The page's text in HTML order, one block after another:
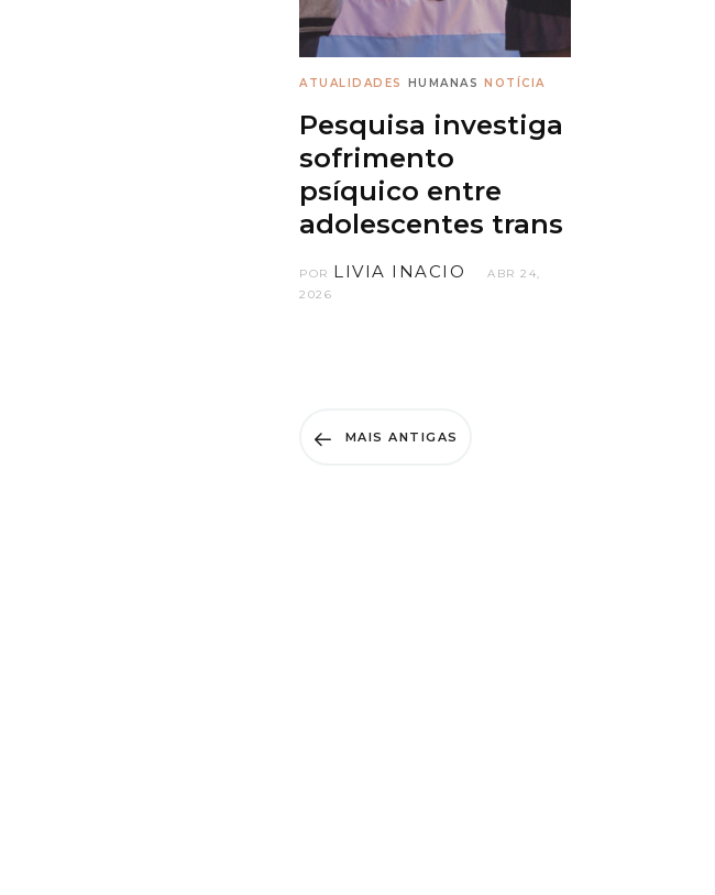
ATUALIDADES HUMANAS NOTÍCIA
Pesquisa investiga
sofrimento
psíquico entre
adolescentes trans
POR LIVIA INACIO
ABR 24,
2026
MAIS ANTIGAS